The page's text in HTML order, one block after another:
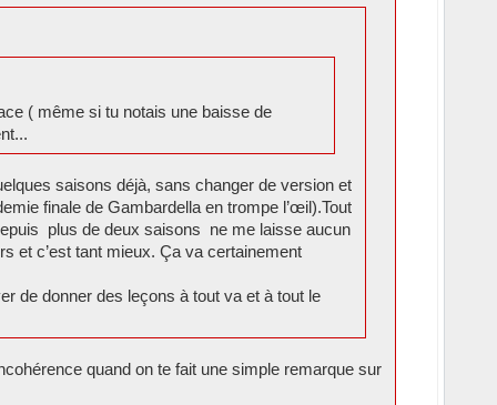
( même si tu notais une baisse de
saisons déjà, sans changer de version et
finale de Gambardella en trompe l’œil).Tout
plus de deux saisons ne me laisse aucun
et c’est tant mieux. Ça va certainement
de donner des leçons à tout va et à tout le
quand on te fait une simple remarque sur